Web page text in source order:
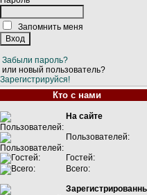
Запомнить меня
Забыли пароль?
или новый пользователь?
Зарегистрируйся!
Кто с нами
На сайте
Пользователей:
Гостей:
Всего: